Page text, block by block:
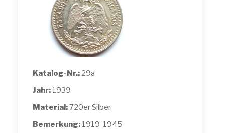
Katalog-Nr.: 29a
Jahr: 1939
Material:720er Silber
Bemerkung: 1919-1945